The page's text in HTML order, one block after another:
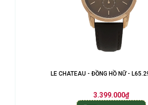
LE CHATEAU - ĐỒNG HỒ NỮ -
3.399.000₫